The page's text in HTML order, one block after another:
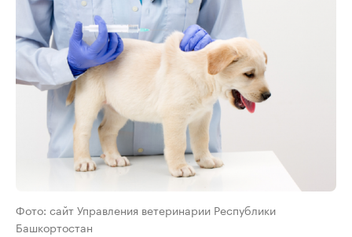
Фото: сайт Управления ветеринарии Республики
Башкортостан